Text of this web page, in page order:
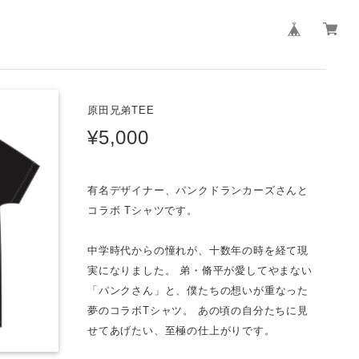
原田兄弟TEE
¥5,000
有名デザイナー、パンクドランカーズさんと
コラボ Tシャツです。
中学時代からの憧れが、十数年の時を経て現
実になりました。 弟・脩平が愛してやまない
「パンクさん」と、僕たちの想いが重なった
夢のコラボTシャツ。 あの頃の自分たちに見
せてあげたい、至極の仕上がりです。